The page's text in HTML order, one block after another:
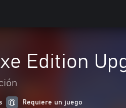
Edition
Requiere un juego